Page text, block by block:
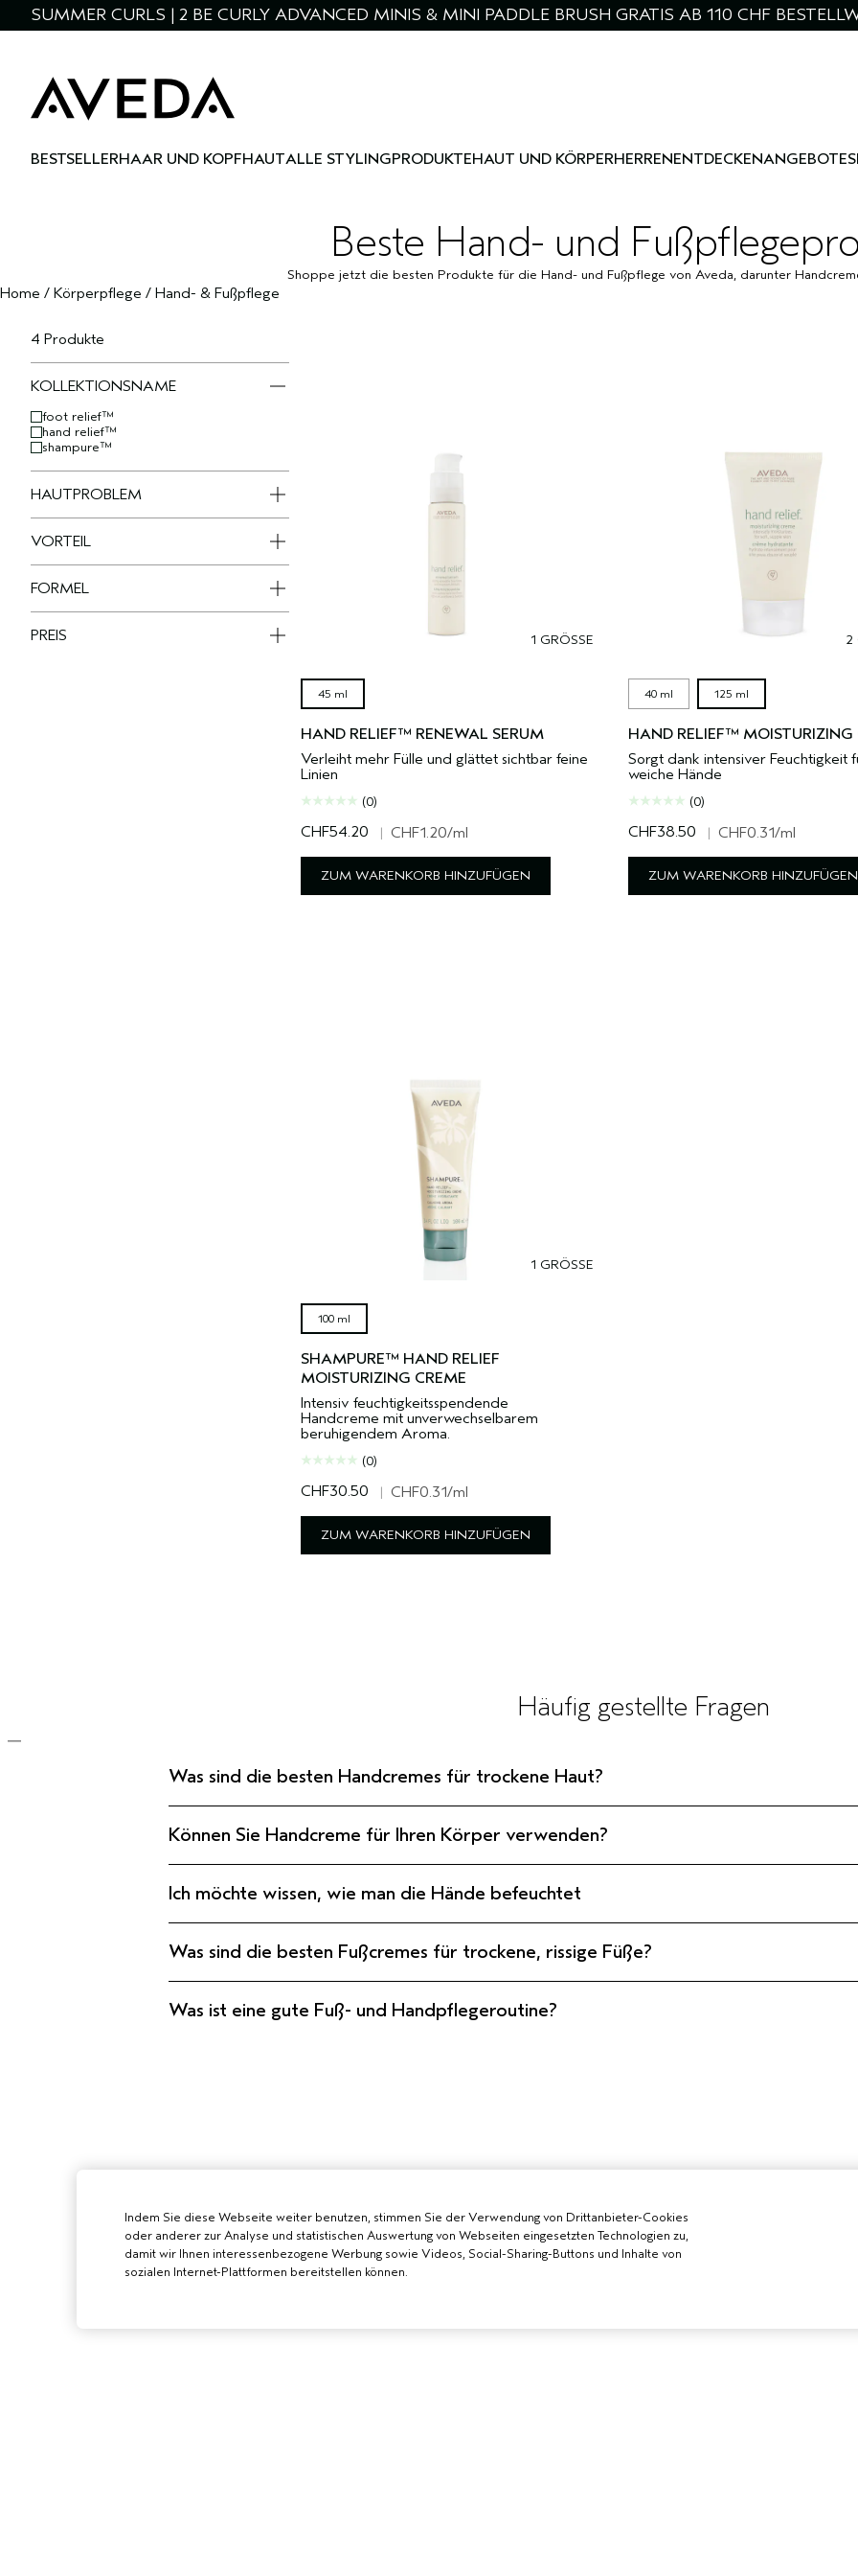
SUMMER CURLS | 2 BE CURLY ADVANCED MINIS & MINI PADDLE BRUSH GRATIS AB 110 CHF
BESTSELLERHAAR UND KOPFHAUTALLE STYLINGPRODUKTEHAUT UND KÖRPERHERRENENTDECKENANGEBOTE
Beste Hand- und
Shoppe jetzt die besten Produkte für die Hand- und Fußpflege von Aveda, darunter
Home / Körperpflege / Hand- & Fußpflege
4 Produkte
KOLLEKTIONSNAME
foot relief™
hand relief™
shampure™
HAUTPROBLEM
VORTEIL
FORMEL
PREIS 1 GRÖSSE
45 ml
HAND RELIEF™ RENEWAL SERUM
Verleiht mehr Fülle und glättet sichtbar feine
Linien
(0)
CHF54.20 | CHF1.20/ml
ZUM WARENKORB HINZUFÜGEN
2
40 ml 125 ml
HAND RELIEF™ MOISTURIZING
Sorgt dank intensiver Feuchtigkeit
weiche Hände
(0)
CHF38.50 | CHF0.31/ml
ZUM WARENKORB HINZUFÜGEN
1 GRÖSSE
100 ml
SHAMPURE™ HAND RELIEF
MOISTURIZING CREME
Intensiv feuchtigkeitsspendende
Handcreme mit unverwechselbarem
beruhigendem Aroma.
(0)
CHF30.50 | CHF0.31/ml
ZUM WARENKORB HINZUFÜGEN
Häufig gestellte Fragen
Was sind die besten Handcremes für trockene Haut?
Können Sie Handcreme für Ihren Körper verwenden?
Ich möchte wissen, wie man die Hände befeuchtet
Was sind die besten Fußcremes für trockene, rissige Füße?
Was ist eine gute Fuß- und Handpflegeroutine?
Indem Sie diese Webseite weiter benutzen, stimmen Sie der Verwendung von Drittanbieter-Cookies
oder anderer zur Analyse und statistischen Auswertung von Webseiten eingesetzten Technologien zu,
damit wir Ihnen interessenbezogene Werbung sowie Videos, Social-Sharing-Buttons und Inhalte von
sozialen Internet-Plattformen bereitstellen können.